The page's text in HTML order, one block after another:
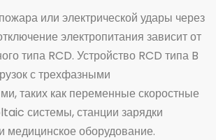
или электрической удары через
электропитания зависит от
типа RCD. Устройство RCD типа B
с трехфазными
таких как переменные скоростные
системы, станции зарядки
медицинское оборудование.